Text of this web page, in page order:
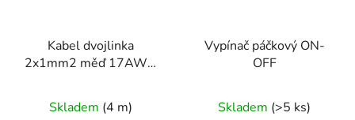
Kabel dvojlinka
2x1mm2 měď 17AWG
Skladem (4 m)
Vypínač páčkový ON-
OFF
Skladem (>5 ks)